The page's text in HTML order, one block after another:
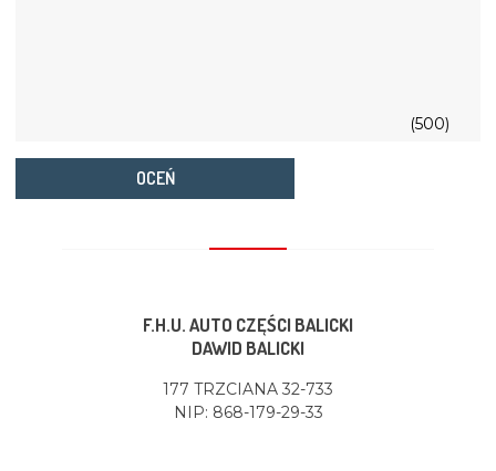
(500)
OCEŃ
F.H.U. AUTO CZĘŚCI BALICKI
DAWID BALICKI
177 TRZCIANA 32-733
NIP: 868-179-29-33